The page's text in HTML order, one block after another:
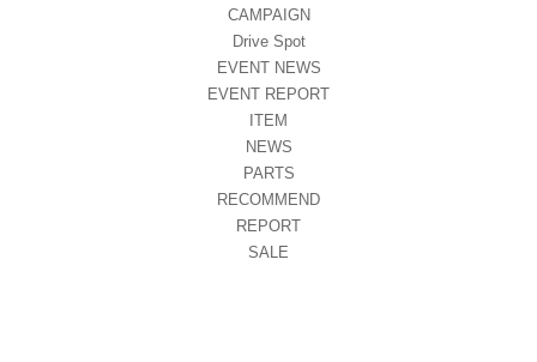
CAMPAIGN
Drive Spot
EVENT NEWS
EVENT REPORT
ITEM
NEWS
PARTS
RECOMMEND
REPORT
SALE